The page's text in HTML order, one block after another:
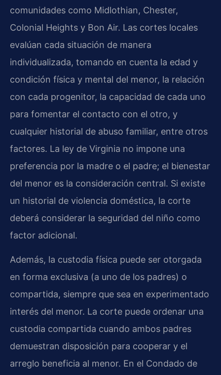
comunidades como Midlothian, Chester,
Colonial Heights y Bon Air. Las cortes locales
evalúan cada situación de manera
individualizada, tomando en cuenta la edad y
condición física y mental del menor, la relación
con cada progenitor, la capacidad de cada uno
para fomentar el contacto con el otro, y
cualquier historial de abuso familiar, entre otros
factores. La ley de Virginia no impone una
preferencia por la madre o el padre; el bienestar
del menor es la consideración central. Si existe
un historial de violencia doméstica, la corte
deberá considerar la seguridad del niño como
factor adicional.
Además, la custodia física puede ser otorgada
en forma exclusiva (a uno de los padres) o
compartida, siempre que sea en experimentado
interés del menor. La corte puede ordenar una
custodia compartida cuando ambos padres
demuestran disposición para cooperar y el
arreglo beneficia al menor. En el Condado de